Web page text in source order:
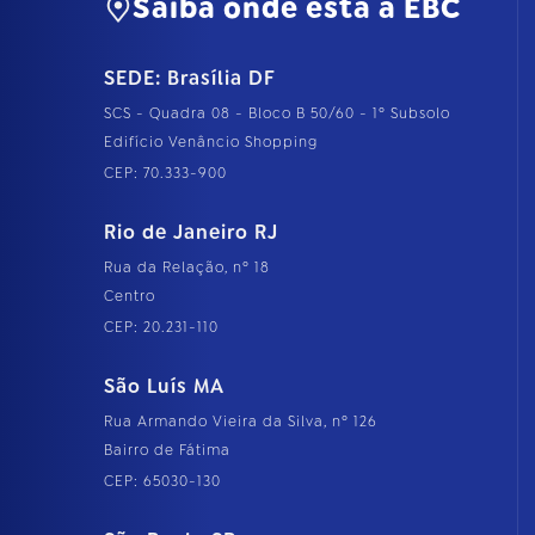
Saiba onde está a EBC
SEDE: Brasília DF
SCS - Quadra 08 - Bloco B 50/60 - 1º Subsolo
Edifício Venâncio Shopping
CEP: 70.333-900
Rio de Janeiro RJ
Rua da Relação, nº 18
Centro
CEP: 20.231-110
São Luís MA
Rua Armando Vieira da Silva, nº 126
Bairro de Fátima
CEP: 65030-130